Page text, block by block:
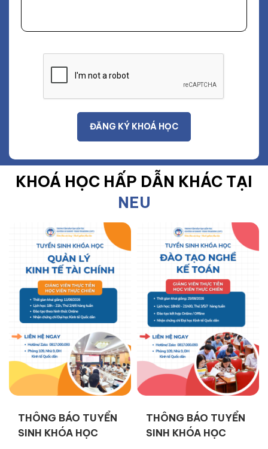
KHOÁ HỌC HẤP DẪN KHÁC TẠI
NEU
THÔNG BÁO TUYỂN
SINH KHÓA HỌC
THÔNG BÁO TUYỂN
SINH KHÓA HỌC